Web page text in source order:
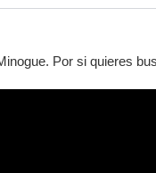
Por si quieres